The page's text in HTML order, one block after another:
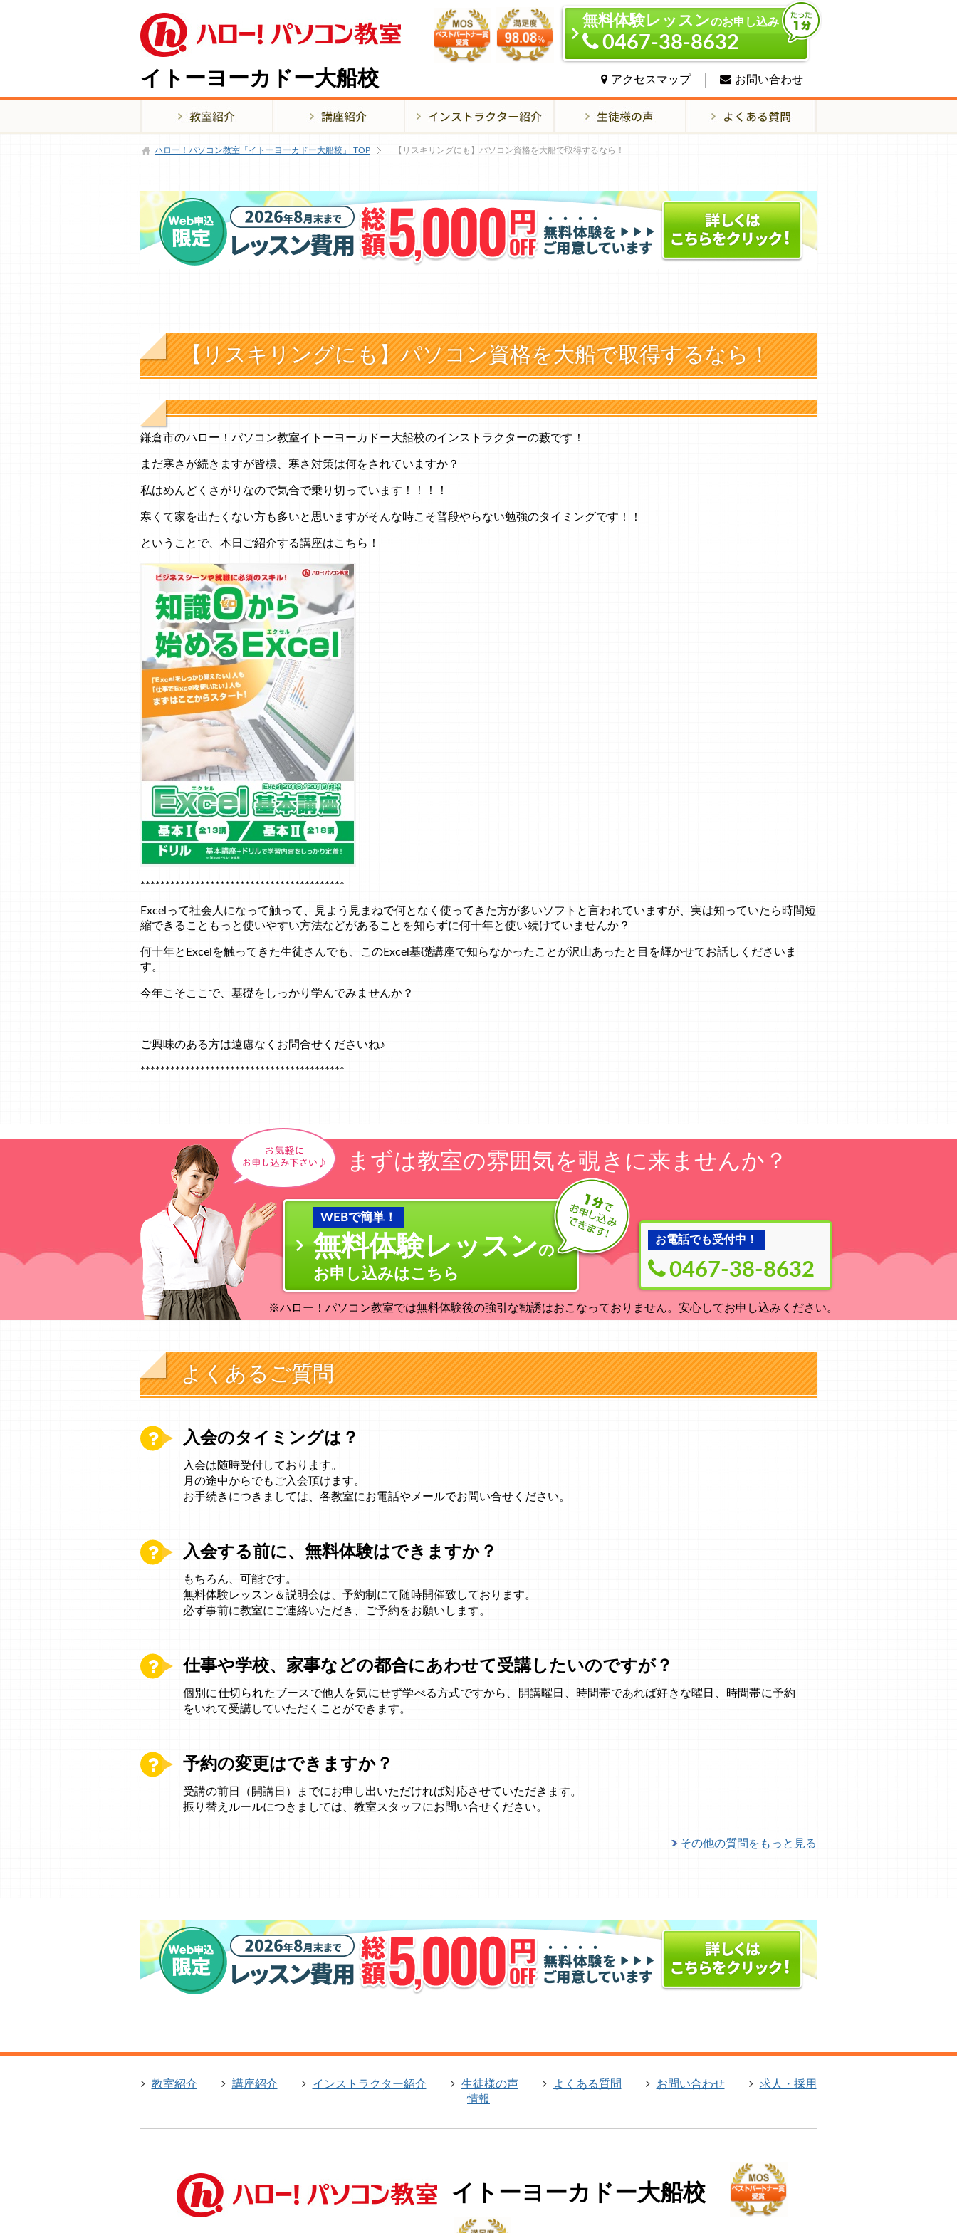
イトーヨーカドー大船校
無料体験レッスンのお申し込み
0467-38-8632
アクセスマップ お問い合わせ
ハロー！パソコン教室「イトーヨーカドー大船校」 TOP 【リスキリングにも】パソコン資格を大船で取得するなら！
【リスキリングにも】パソコン資格を大船で取得するなら！
鎌倉市のハロー！パソコン教室イトーヨーカドー大船校のインストラクターの藪です！
まだ寒さが続きますが皆様、寒さ対策は何をされていますか？
私はめんどくさがりなので気合で乗り切っています！！！！
寒くて家を出たくない方も多いと思いますがそんな時こそ普段やらない勉強のタイミングです！！
ということで、本日ご紹介する講座はこちら！
*****************************************
Excelって社会人になって触って、見よう見まねで何となく使ってきた方が多いソフトと言われていますが、実は知っていたら時間短
縮できることもっと使いやすい方法などがあることを知らずに何十年と使い続けていませんか？
何十年とExcelを触ってきた生徒さんでも、このExcel基礎講座で知らなかったことが沢山あったと目を輝かせてお話しくださいま
す。
今年こそここで、基礎をしっかり学んでみませんか？
ご興味のある方は遠慮なくお問合せくださいね♪
*****************************************
まずは教室の雰囲気を覗きに来ませんか？
WEBで簡単！
無料体験レッスンの
お申し込みはこちら
お電話でも受付中！
0467-38-8632
※ハロー！パソコン教室では無料体験後の強引な勧誘はおこなっておりません。安心してお申し込みください。
よくあるご質問
入会のタイミングは？
入会は随時受付しております。
月の途中からでもご入会頂けます。
お手続きにつきましては、各教室にお電話やメールでお問い合せください。
入会する前に、無料体験はできますか？
もちろん、可能です。
無料体験レッスン＆説明会は、予約制にて随時開催致しております。
必ず事前に教室にご連絡いただき、ご予約をお願いします。
仕事や学校、家事などの都合にあわせて受講したいのですが？
個別に仕切られたブースで他人を気にせず学べる方式ですから、開講曜日、時間帯であれば好きな曜日、時間帯に予約
をいれて受講していただくことができます。
予約の変更はできますか？
受講の前日（開講日）までにお申し出いただければ対応させていただきます。
振り替えルールにつきましては、教室スタッフにお問い合せください。
その他の質問をもっと見る
教室紹介 講座紹介 インストラクター紹介 生徒様の声 よくある質問 お問い合わせ
求人・採用
情報
イトーヨーカドー大船校